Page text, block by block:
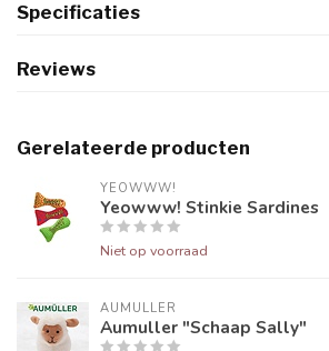
Specificaties
Reviews
Gerelateerde producten
YEOWWW!
Yeowww! Stinkie Sardines
Niet op voorraad
AUMULLER
Aumuller "Schaap Sally"